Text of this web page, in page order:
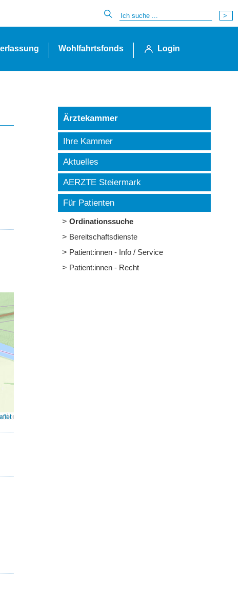
Wohlfahrtsfonds Login
Ärztekammer
Ihre Kammer
Aktuelles
AERZTE Steiermark
Für Patienten
Ordinationssuche
Bereitschaftsdienste
Patient:innen - Info / Service
Patient:innen - Recht